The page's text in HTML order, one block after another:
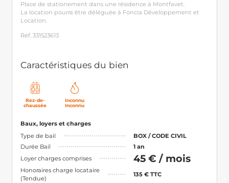
Place de stationement dans une résidence à Montfavet.
La location pourra être déléguée à Foncia Développement et
Location.
Réf. 331523613
Caractéristiques du bien
Rez-de-
chaussée
Inconnu
Inconnu
Baux, loyers et charges
Type de bail
BOX / CODE CIVIL
Durée Bail
1 an
Loyer charges comprises
45 € / mois
Honoraires charge locataire
(Tendue)
135 € TTC